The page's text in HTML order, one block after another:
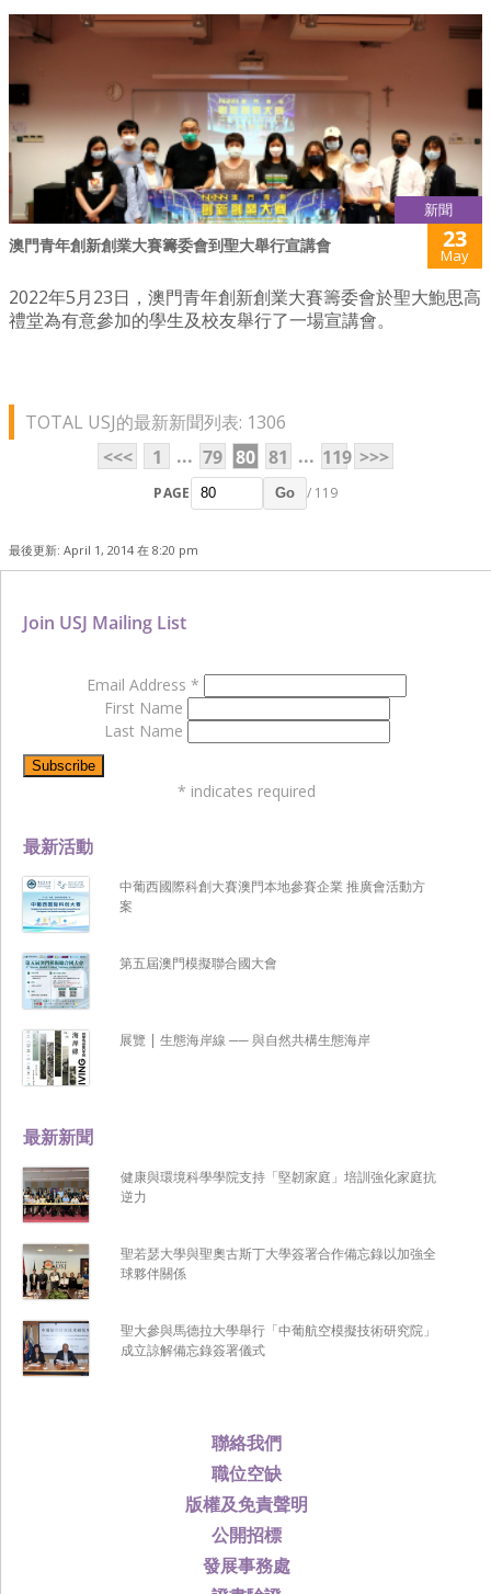
新聞
澳門青年創新創業大賽籌委會到聖大舉行宣講會 23
May
2022年5月23日，澳門青年創新創業大賽籌委會於聖大鮑思高
禮堂為有意參加的學生及校友舉行了一場宣講會。
TOTAL USJ的最新新聞列表: 1306
<<<
1 ... 79 80 81 ... 119 >>>
PAGE Go / 119
最後更新: April 1, 2014 在 8:20 pm
聯絡我們
職位空缺
版權及免責聲明
公開招標
發展事務處
最新新聞
健康與環境科學學院支持「堅韌家庭」培訓強化家庭抗
逆力
聖若瑟大學與聖奧古斯丁大學簽署合作備忘錄以加強全
球夥伴關係
聖大參與馬德拉大學舉行「中葡航空模擬技術研究院」
成立諒解備忘錄簽署儀式
最新活動
中葡西國際科創大賽澳門本地參賽企業 推廣會活動方
案
第五屆澳門模擬聯合國大會
展覽 | 生態海岸線 ── 與自然共構生態海岸
Join USJ Mailing List
Email Address *
First Name
Last Name
* indicates required